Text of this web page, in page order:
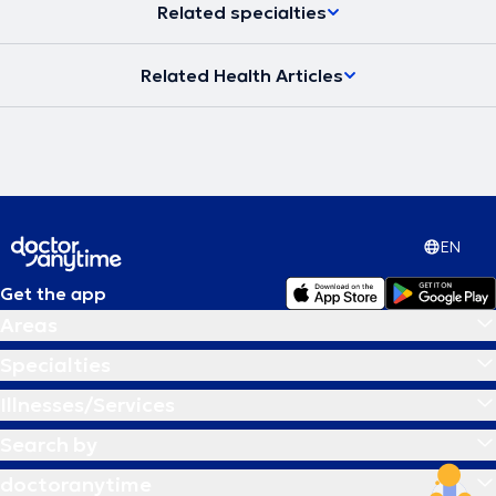
Related specialties
Related Health Articles
EN
Get the app